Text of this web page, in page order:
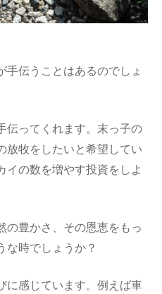
伝うことはあるのでしょ
ってくれます。末っ子の
放牧をしたいと希望してい
イの数を増やす投資をしよ
豊かさ、その恩恵をもっ
な時でしょうか？
感じています。例えば車